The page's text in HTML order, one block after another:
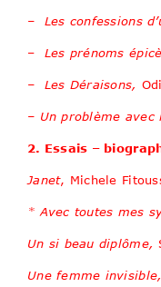
– Les confessions
– Les prénoms
– Les Déraisons,
– Un problème avec
2. Essais –
Janet, Michele
* Avec toutes mes
Un si beau diplôme,
Une femme invisible,